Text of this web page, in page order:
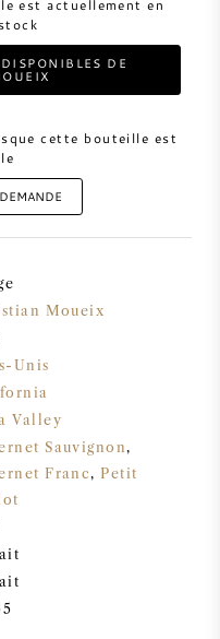
est actuellement en
DE
cette bouteille est
Moueix
Unis
Valley
Sauvignon,
Franc, Petit